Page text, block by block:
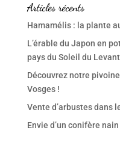
Articles récents
Hamamélis : la plante
L’érable du Japon en
pays du Soleil du Levant
Découvrez notre
Vosges !
Vente d’arbustes dans
Envie d’un conifère nain